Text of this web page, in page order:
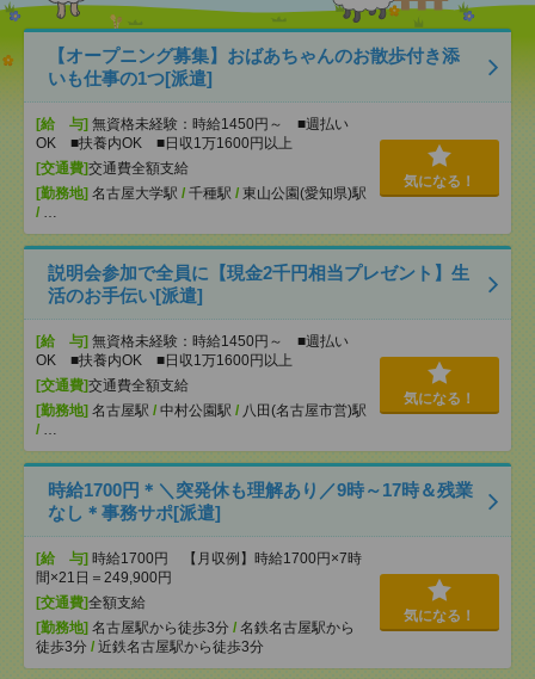
【オープニング募集】おばあちゃんのお散歩付き添
いも仕事の1つ[派遣]
[給 与] 無資格未経験：時給1450円～ ■週払い
OK ■扶養内OK ■日収1万1600円以上
[交通費]交通費全額支給
[勤務地] 名古屋大学駅 / 千種駅 / 東山公園(愛知県)駅
/ …
気になる！
説明会参加で全員に【現金2千円相当プレゼント】生
活のお手伝い[派遣]
[給 与] 無資格未経験：時給1450円～ ■週払い
OK ■扶養内OK ■日収1万1600円以上
[交通費]交通費全額支給
[勤務地] 名古屋駅 / 中村公園駅 / 八田(名古屋市営)駅
/ …
気になる！
時給1700円＊＼突発休も理解あり／9時～17時＆残業
なし＊事務サポ[派遣]
[給 与] 時給1700円 【月収例】時給1700円×7時
間×21日＝249,900円
[交通費]全額支給
[勤務地] 名古屋駅から徒歩3分 / 名鉄名古屋駅から
徒歩3分 / 近鉄名古屋駅から徒歩3分
気になる！